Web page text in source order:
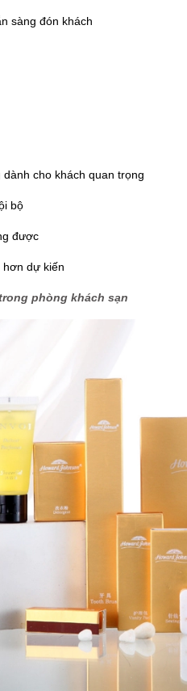
sàng đón khách
cho khách quan trọng
bộ
được
hơn dự kiến
phòng khách sạn